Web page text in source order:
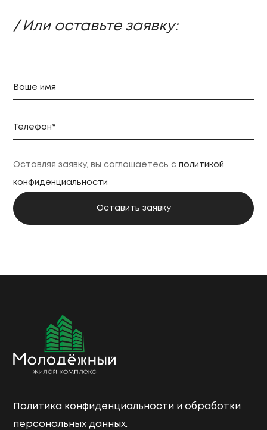
/ Или оставьте заявку:
Оставляя заявку, вы соглашаетесь сполитикой
конфиденциальности
Политика конфиденциальности и обработки
персональных данных.